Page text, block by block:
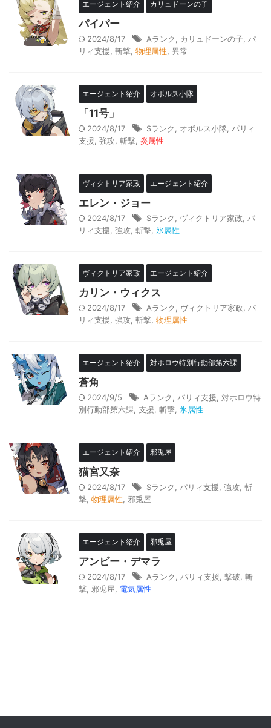
エージェント紹介 カリュドーンの子
パイパー
2024/8/17 Aランク カリュドーンの子 パ
リィ支援 斬撃 物理属性 異常
エージェント紹介 オボルス小隊
「11号」
2024/8/17 Sランク オボルス小隊
パリィ
支援 強攻 斬撃 炎属性
ヴィクトリア家政 エージェント紹介
エレン・ジョー
2024/8/17 Sランク ヴィクトリア家政
パ
リィ支援 強攻 斬撃 氷属性
ヴィクトリア家政 エージェント紹介
カリン・ウィクス
2024/8/17 Aランク ヴィクトリア家政
パ
リィ支援 強攻 斬撃 物理属性
エージェント紹介 対ホロウ特別行動部第六課
蒼角
2024/9/5 Aランク パリィ支援 対ホロウ特
別行動部第六課 支援 斬撃 氷属性
エージェント紹介 邪兎屋
猫宮又奈
2024/8/17 Sランク パリィ支援 強攻 斬
撃 物理属性 邪兎屋
エージェント紹介 邪兎屋
アンビー・デマラ
2024/8/17 Aランク パリィ支援 撃破 斬
撃 邪兎屋 電気属性